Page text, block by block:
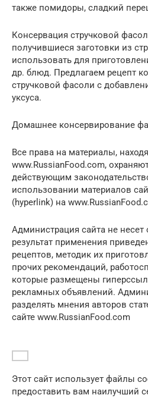
также помидоры, сладкий
Консервация стручковой
получившиеся заготовки из
использовать для
др. блюд. Предлагаем рецепт
стручковой фасоли с
уксуса.
Домашнее консервирование
Все права на материалы,
www.RussianFood.com,
действующим
использовании материалов
(hyperlink) на
Администрация сайта не несет
результат применения
рецептов, методик их
прочих рекомендаций,
которые размещены
рекламных объявлений.
разделять мнения авторов
сайте www.RussianFood.com
Этот сайт использует файлы
предоставить вам наилучший